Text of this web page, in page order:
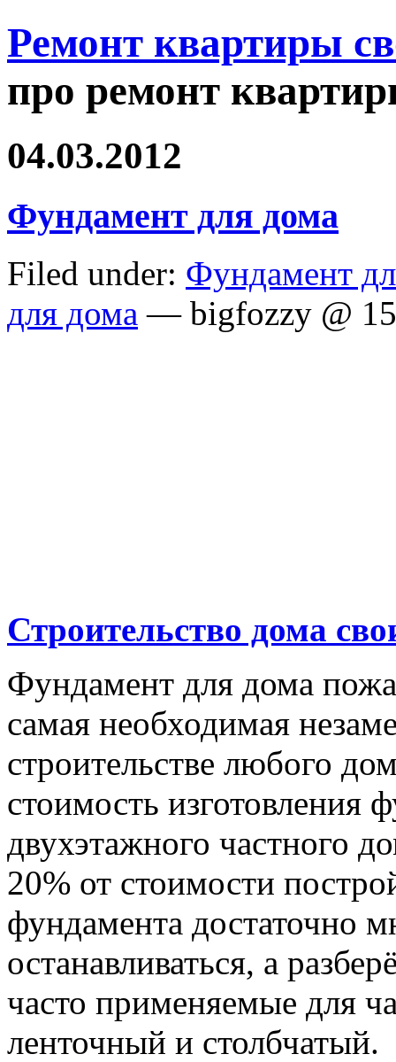
Ремонт квартиры
про ремонт
04.03.2012
Фундамент для дома
Filed under: Фундамент
для дома — bigfozzy @
Строительство дома
Фундамент для дома
самая необходимая
строительстве любого
стоимость изготовления
двухэтажного частного
20% от стоимости
фундамента достаточно
останавливаться, а
часто применяемые для
ленточный и столбчатый.